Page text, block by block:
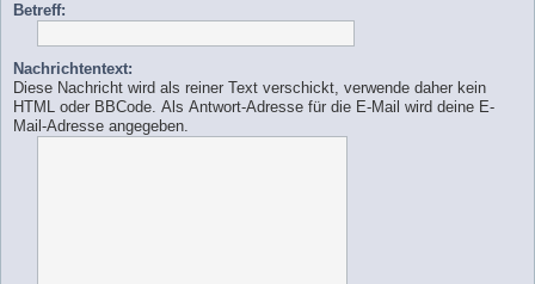
Betreff:
Nachrichtentext:
Diese Nachricht wird als reiner Text verschickt, verwende daher kein
HTML oder BBCode. Als Antwort-Adresse für die E-Mail wird deine E-
Mail-Adresse angegeben.